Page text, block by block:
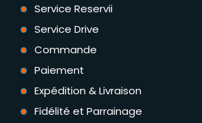
Service Reservii
Service Drive
Commande
Paiement
Expédition & Livraison
Fidélité et Parrainage